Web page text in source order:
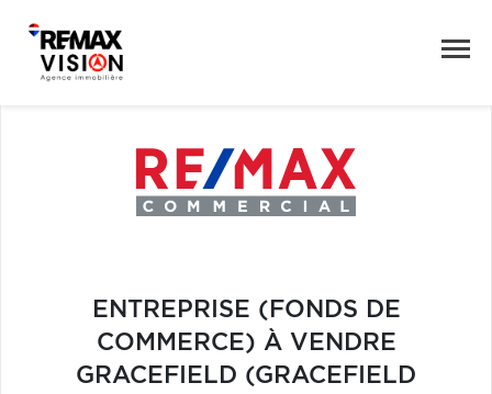
ENTREPRISE (FONDS DE
COMMERCE) À VENDRE
GRACEFIELD (GRACEFIELD